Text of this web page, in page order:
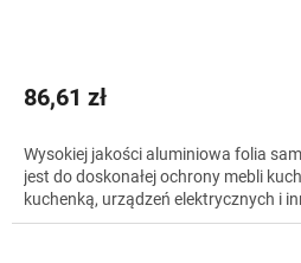
86,61 zł
Wysokiej jakości aluminiowa folia
jest do doskonałej ochrony mebli
kuchenką, urządzeń elektrycznych i